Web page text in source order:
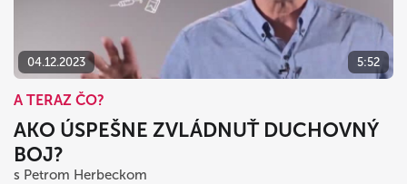
04.12.2023 5:52
A TERAZ ČO?
AKO ÚSPEŠNE ZVLÁDNUŤ DUCHOVNÝ
BOJ?
s Petrom Herbeckom